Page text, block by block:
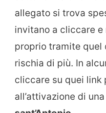
allegato si trova
invitano a cliccare e
proprio tramite quel
rischia di più. In
cliccare su quei link
all’attivazione di